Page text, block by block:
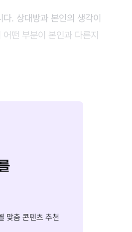
. 상대방과 본인의 생각이
떤 부분이 본인과 다른지
맞춤 콘텐츠 추천